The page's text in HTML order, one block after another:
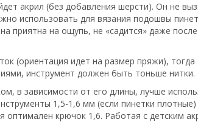
акрил (без добавления шерсти). Он не
использовать для вязания подошвы
приятна на ощупь, не «садится» даже
(ориентация идет на размер пряжи),
инструмент должен быть тоньше
в зависимости от его длины, лучше
1,5-1,6 мм (если пинетки
оптимален крючок 1,6. Работая с детским